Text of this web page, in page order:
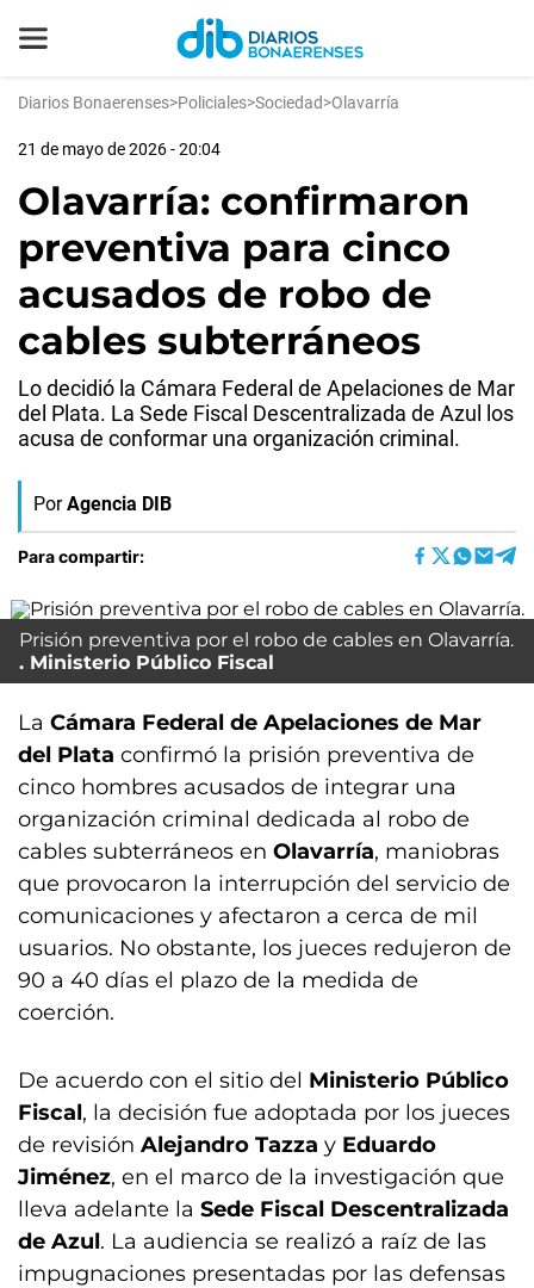
Diarios Bonaerenses>Policiales>Sociedad>Olavarría
21 de mayo de 2026 - 20:04
Olavarría: confirmaron
preventiva para cinco
acusados de robo de
cables subterráneos
Lo decidió la Cámara Federal de Apelaciones de Mar
del Plata. La Sede Fiscal Descentralizada de Azul los
acusa de conformar una organización criminal.
Por Agencia DIB
Para compartir:
Prisión preventiva por el robo de cables en Olavarría.
Ministerio Público Fiscal
La Cámara Federal de Apelaciones de Mar
del Plata confirmó la prisión preventiva de
cinco hombres acusados de integrar una
organización criminal dedicada al robo de
cables subterráneos en Olavarría, maniobras
que provocaron la interrupción del servicio de
comunicaciones y afectaron a cerca de mil
usuarios. No obstante, los jueces redujeron de
90 a 40 días el plazo de la medida de
coerción.
De acuerdo con el sitio del Ministerio Público
Fiscal, la decisión fue adoptada por los jueces
de revisión Alejandro Tazza y Eduardo
Jiménez, en el marco de la investigación que
lleva adelante la Sede Fiscal Descentralizada
de Azul. La audiencia se realizó a raíz de las
impugnaciones presentadas por las defensas